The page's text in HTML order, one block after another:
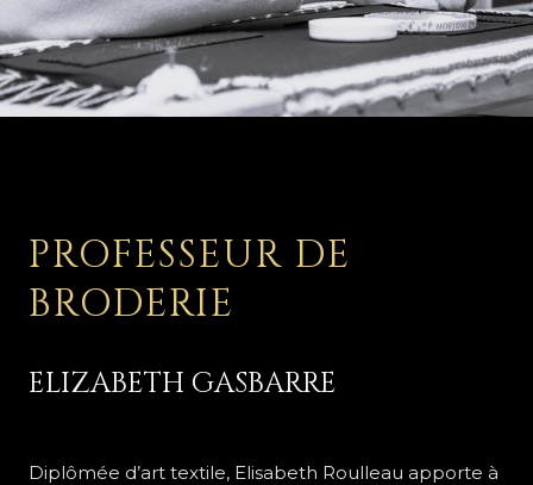
PROFESSEUR DE
BRODERIE
ELIZABETH GASBARRE
Diplômée d’art textile, Elisabeth Roulleau apporte à